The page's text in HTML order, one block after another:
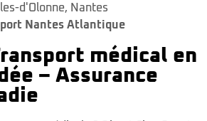
d'Olonne, Nantes
Nantes Atlantique
médical en
– Assurance